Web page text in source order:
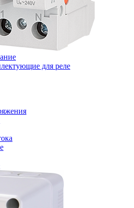
для реле